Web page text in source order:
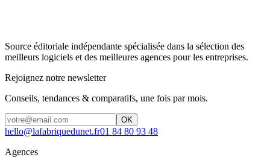
Source éditoriale indépendante spécialisée dans la sélection des
meilleurs logiciels et des meilleures agences pour les entreprises.
Rejoignez notre newsletter
Conseils, tendances & comparatifs, une fois par mois.
OK
hello@lafabriquedunet.fr01 84 80 93 48
Agences